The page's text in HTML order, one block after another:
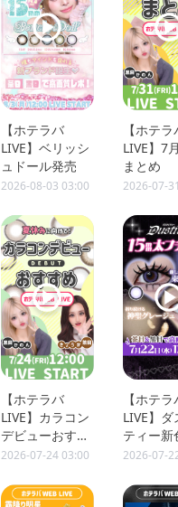
【ホテラバ
LIVE】ベリッシ
ュドール発売
2026-08-03 03:00
【ホテラ
LIVE】7
まとめ
2026-07-
【ホテラバ
LIVE】カラコン
デビューおすす
め
2026-07-24 03:00
【ホテラ
LIVE】ダ
ティー新
2026-07-